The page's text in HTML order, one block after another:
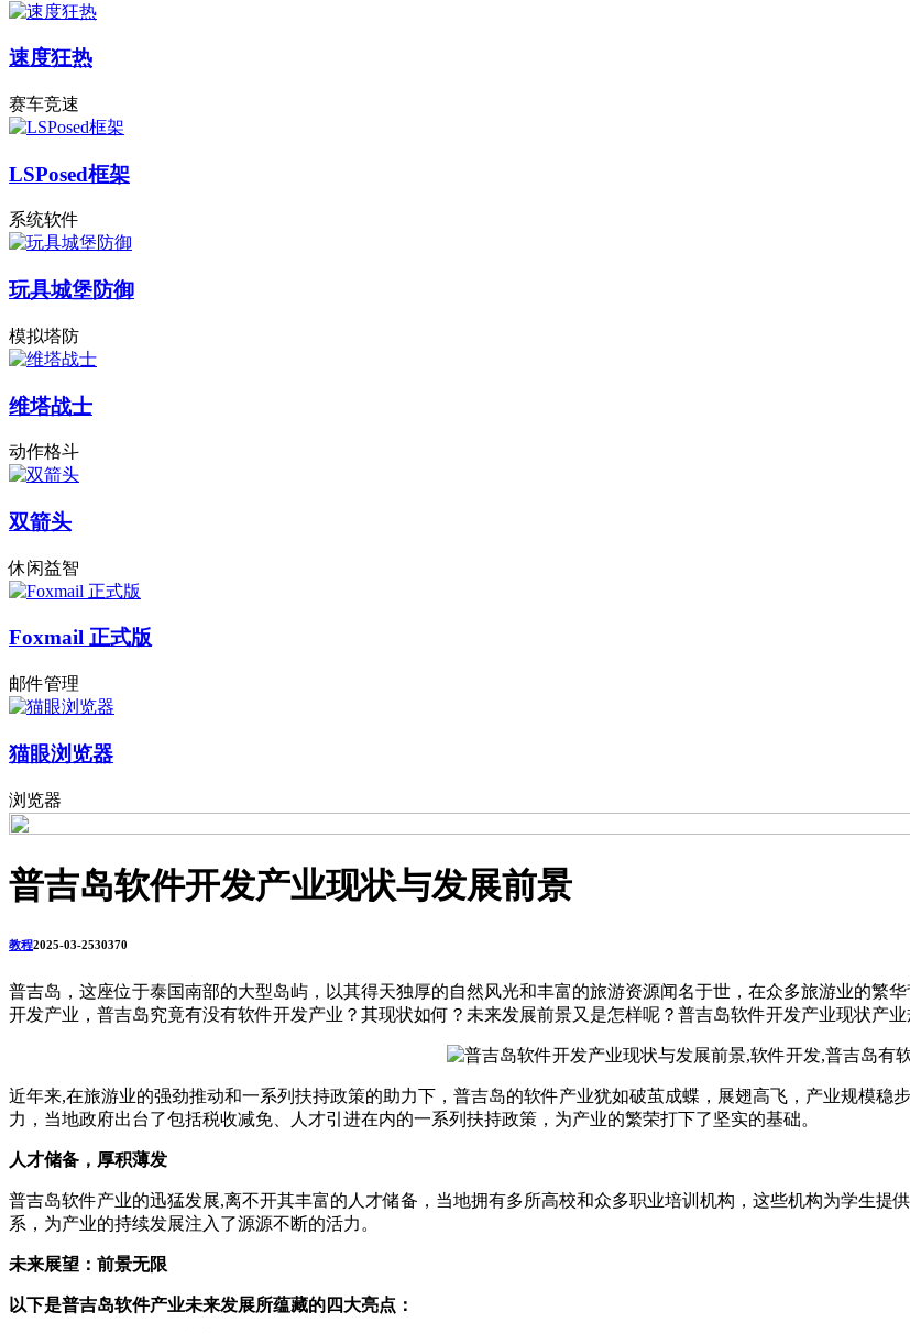
速度狂热
赛车竞速
LSPosed框架
系统软件
玩具城堡防御
模拟塔防
维塔战士
动作格斗
双箭头
休闲益智
Foxmail 正式版
邮件管理
猫眼浏览器
浏览器
普吉岛软件开发产业现状与发展前景
教程2025-03-2530370
普吉岛，这座位于泰国南部的大型岛屿，以其得天独厚的自然风光和丰富的旅游资源闻名于世，在众多旅游业的
开发产业，普吉岛究竟有没有软件开发产业？其现状如何？未来发展前景又是怎样呢？普吉岛软件开发产业现状
近年来,在旅游业的强劲推动和一系列扶持政策的助力下，普吉岛的软件产业犹如破茧成蝶，展翅高飞，产业规模稳
力，当地政府出台了包括税收减免、人才引进在内的一系列扶持政策，为产业的繁荣打下了坚实的基础。
人才储备，厚积薄发
普吉岛软件产业的迅猛发展,离不开其丰富的人才储备，当地拥有多所高校和众多职业培训机构，这些机构为学生提
系，为产业的持续发展注入了源源不断的活力。
未来展望：前景无限
以下是普吉岛软件产业未来发展所蕴藏的四大亮点：